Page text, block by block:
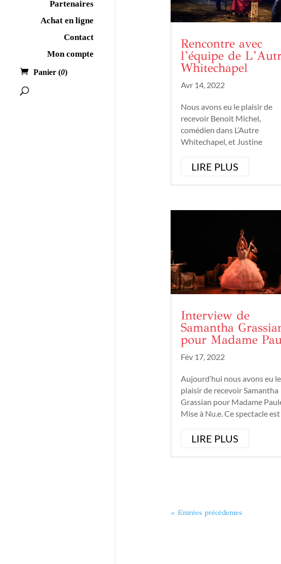
Partenaires
Achat en ligne
Contact
Mon compte
Panier (0)
Rencontre avec
l’équipe de
Whitechapel
Avr 14, 2022
Nous avons eu le plaisir de
recevoir Benoit Michel,
comédien dans L’Autre
Whitechapel, et Justine
cette comédie mêlant humour,
raconté comment ils ont
naissance à son...
LIRE PLUS
Interview de
Samantha
pour Madame
Fév 17, 2022
Aujourd’hui nous avons eu le
plaisir de recevoir Samantha
Grassian pour Madame
Mise à Nu.e. Ce spectacle est
Arts de Bordeaux les 17, 18
Mise à Nu.e raconte
LIRE PLUS
« Entrées précédentes